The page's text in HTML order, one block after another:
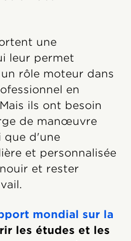
une
leur permet
rôle moteur dans
en
ils ont besoin
de manœuvre
que d'une
et personnalisée
et rester
mondial sur la
les études et les